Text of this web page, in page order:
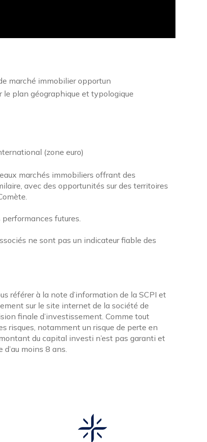
marché immobilier opportun
le plan géographique et typologique
(zone euro)
marchés immobiliers offrant des
avec des opportunités sur des territoires
futures.
ne sont pas un indicateur fiable des
référer à la note d’information de la SCPI et
sur le site internet de la société de
finale d’investissement. Comme tout
risques, notamment un risque de perte en
du capital investi n’est pas garanti et
moins 8 ans.